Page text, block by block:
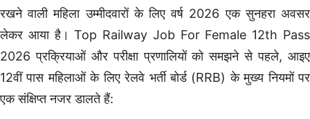
रखने वाली महिला उम्मीदवारों के लिए वर्ष 2026 एक सुनहरा अवसर
लेकर आया है। Top Railway Job For Female 12th Pass
2026 प्रक्रियाओं और परीक्षा प्रणालियों को समझने से पहले, आइए
12वीं पास महिलाओं के लिए रेलवे भर्ती बोर्ड (RRB) के मुख्य नियमों पर
एक संक्षिप्त नजर डालते हैं: